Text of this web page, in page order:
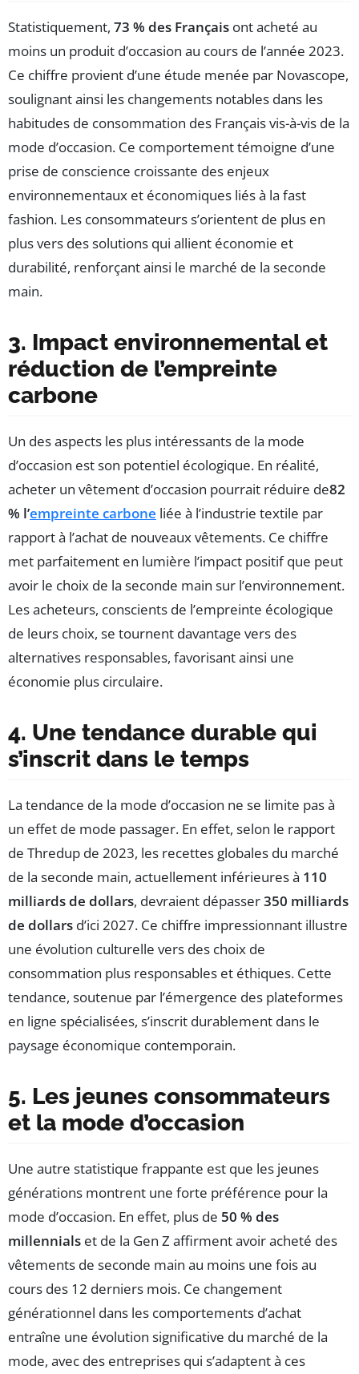
Statistiquement, 73 % des Français ont acheté au
moins un produit d’occasion au cours de l’année 2023.
Ce chiffre provient d’une étude menée par Novascope,
soulignant ainsi les changements notables dans les
habitudes de consommation des Français vis-à-vis de la
mode d’occasion. Ce comportement témoigne d’une
prise de conscience croissante des enjeux
environnementaux et économiques liés à la fast
fashion. Les consommateurs s’orientent de plus en
plus vers des solutions qui allient économie et
durabilité, renforçant ainsi le marché de la seconde
main.
3. Impact environnemental et
réduction de l’empreinte
carbone
Un des aspects les plus intéressants de la mode
d’occasion est son potentiel écologique. En réalité,
acheter un vêtement d’occasion pourrait réduire de82
% l’empreinte carbone liée à l’industrie textile par
rapport à l’achat de nouveaux vêtements. Ce chiffre
met parfaitement en lumière l’impact positif que peut
avoir le choix de la seconde main sur l’environnement.
Les acheteurs, conscients de l’empreinte écologique
de leurs choix, se tournent davantage vers des
alternatives responsables, favorisant ainsi une
économie plus circulaire.
4. Une tendance durable qui
s’inscrit dans le temps
La tendance de la mode d’occasion ne se limite pas à
un effet de mode passager. En effet, selon le rapport
de Thredup de 2023, les recettes globales du marché
de la seconde main, actuellement inférieures à 110
milliards de dollars, devraient dépasser350 milliards
de dollars d’ici 2027. Ce chiffre impressionnant illustre
une évolution culturelle vers des choix de
consommation plus responsables et éthiques. Cette
tendance, soutenue par l’émergence des plateformes
en ligne spécialisées, s’inscrit durablement dans le
paysage économique contemporain.
5. Les jeunes consommateurs
et la mode d’occasion
Une autre statistique frappante est que les jeunes
générations montrent une forte préférence pour la
mode d’occasion. En effet, plus de 50 % des
millennials et de la Gen Z affirment avoir acheté des
vêtements de seconde main au moins une fois au
cours des 12 derniers mois. Ce changement
générationnel dans les comportements d’achat
entraîne une évolution significative du marché de la
mode, avec des entreprises qui s’adaptent à ces